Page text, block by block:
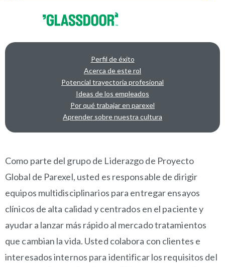
Perfil de éxito
Acerca de este rol
Potencial trayectoria profesional
Ideas de los empleados
Por qué trabajar en parexel
Aprender sobre nuestra cultura
OVERVIEW
Como parte del grupo de Liderazgo de Proyecto
Global de Parexel, usted es responsable de dirigir
equipos multidisciplinarios para entregar ensayos
clínicos de alta calidad y centrados en el paciente y
ayudar a lanzar más rápido al mercado tratamientos
que cambian la vida. Usted colabora con clientes e
interesados internos para identificar los requisitos del